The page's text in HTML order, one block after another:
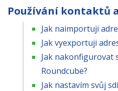
Používání kontaktů
Jak naimportuji
Jak vyexportuji
Jak nakonfigurovat
Roundcube?
Jak nastavím svůj